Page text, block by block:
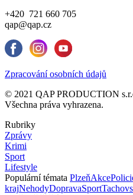
+420 721 660 705
qap@qap.cz
Zpracování osobních údajů
© 2021 QAP PRODUCTION
Všechna práva vyhrazena.
Rubriky
Zprávy
Krimi
Sport
Lifestyle
Populární témata PlzeňAkce
krajNehodyDopravaSport